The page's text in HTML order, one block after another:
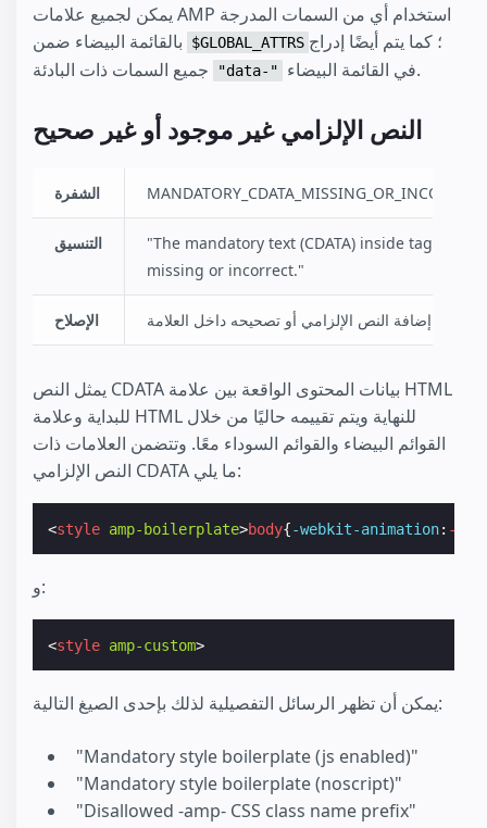
يمكن لجميع علامات AMP استخدام أي من السمات المدرجة
$GLOBAL_ATTRS ؛ كما يتم أيضًا إدراج
"data-" في القائمة البيضاء.
النص الإلزامي غير موجود أو غير صحيح
الشفرة MANDATORY_CDATA_MISSING_OR_INCORRECT
التنسيق
"The mandatory text (CDATA) inside tag '%1' is
missing or incorrect."
الإصلاح
يمثل النص CDATA بيانات المحتوى الواقعة بين علامة HTML
للبداية وعلامة HTML للنهاية ويتم تقييمه حاليًا من خلال
القوائم البيضاء والقوائم السوداء معًا. وتتضمن العلامات ذات
النص الإلزامي CDATA ما يلي:
<style amp-boilerplate>body{-webkit-animation: -
و:
<style amp-custom>
يمكن أن تظهر الرسائل التفصيلية لذلك بإحدى الصيغ التالية:
"Mandatory style boilerplate (js enabled‎)"
"Mandatory style boilerplate (noscript‎)"
"Disallowed -amp- CSS class name prefix"